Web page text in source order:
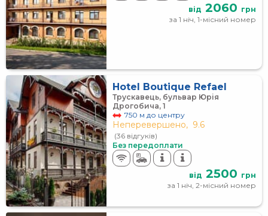
від 2060 грн
за 1 ніч, 1-місний номер
Hotel Boutique Refael
Трускавець, бульвар Юрія
Дрогобича, 1
750 м до центру
Неперевершено, 9.6
(36 відгуків)
Без передоплати
від 2500 грн
за 1 ніч, 2-місний номер